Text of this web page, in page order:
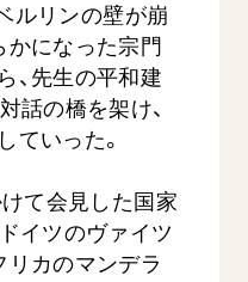
ルリンの壁が崩
かになった宗門
、先生の平和建
話の橋を架け、
ていった。
て会見した国家
イツのヴァイツ
リカのマンデラ